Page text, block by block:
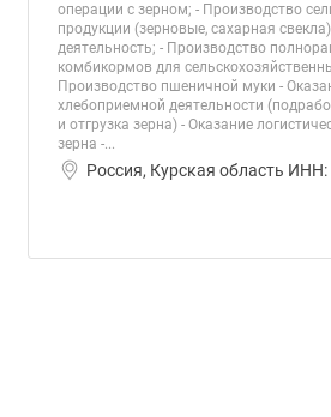
операции с зерном; - Производство
продукции (зерновые, сахарная
деятельность; - Производство
комбикормов для
Производство пшеничной муки -
хлебоприемной деятельности
и отгрузка зерна) - Оказание
зерна -...
Россия, Курская область ИНН: